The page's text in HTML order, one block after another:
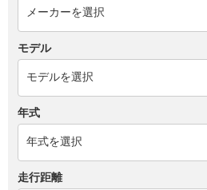
モデル
年式
走行距離